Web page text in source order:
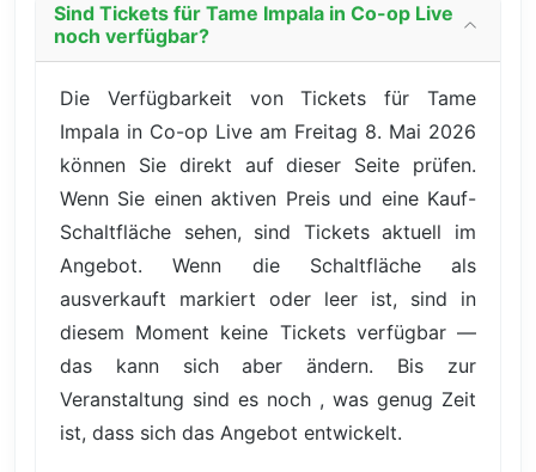
Sind Tickets für Tame Impala in Co-op Live
noch verfügbar?
Die Verfügbarkeit von Tickets für Tame
Impala in Co-op Live am Freitag 8. Mai 2026
können Sie direkt auf dieser Seite prüfen.
Wenn Sie einen aktiven Preis und eine Kauf-
Schaltfläche sehen, sind Tickets aktuell im
Angebot. Wenn die Schaltfläche als
ausverkauft markiert oder leer ist, sind in
diesem Moment keine Tickets verfügbar —
das kann sich aber ändern. Bis zur
Veranstaltung sind es noch , was genug Zeit
ist, dass sich das Angebot entwickelt.